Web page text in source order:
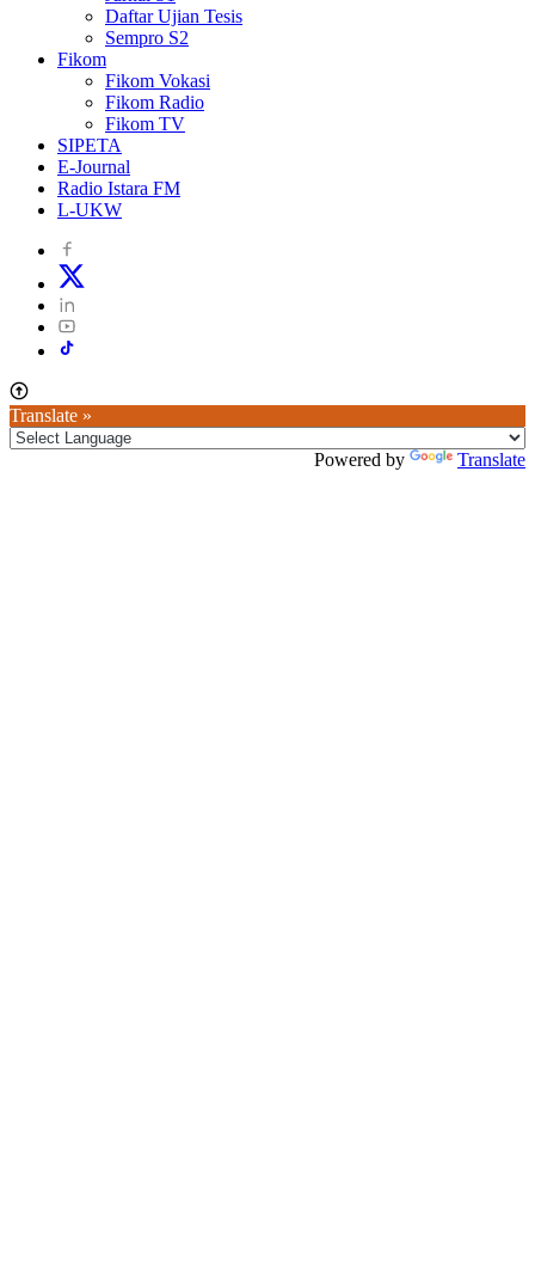
Daftar Ujian Tesis
Sempro S2
Fikom
Fikom Vokasi
Fikom Radio
Fikom TV
SIPETA
E-Journal
Radio Istara FM
L-UKW
Translate »
Powered by Translate